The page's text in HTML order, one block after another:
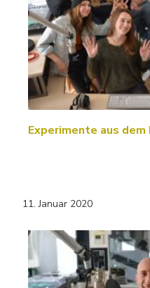
Experimente aus
11. Januar 2020